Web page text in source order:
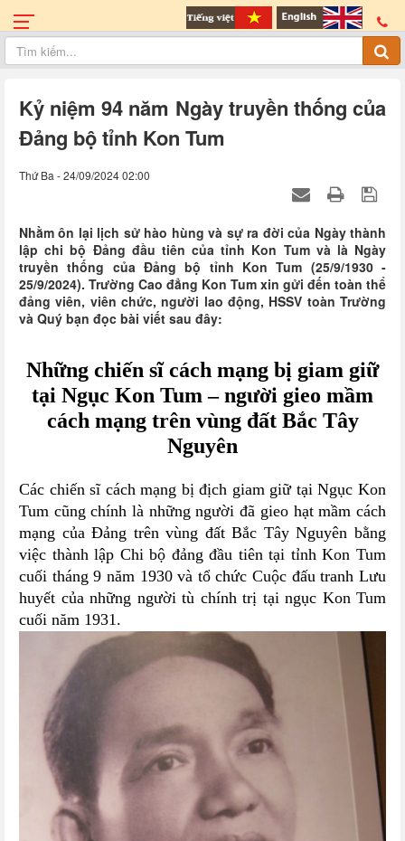
Kỷ niệm 94 năm Ngày truyền thống của
Đảng bộ tỉnh Kon Tum
Thứ Ba - 24/09/2024 02:00
Nhằm ôn lại lịch sử hào hùng và sự ra đời của Ngày thành
lập chi bộ Đảng đầu tiên của tỉnh Kon Tum và là Ngày
truyền thống của Đảng bộ tỉnh Kon Tum (25/9/1930 -
25/9/2024). Trường Cao đẳng Kon Tum xin gửi đến toàn thể
đảng viên, viên chức, người lao động, HSSV toàn Trường
và Quý bạn đọc bài viết sau đây:
Những chiến sĩ cách mạng bị giam giữ
tại Ngục Kon Tum – người gieo mầm
cách mạng trên vùng đất Bắc Tây
Nguyên
Các chiến sĩ cách mạng bị địch giam giữ tại Ngục Kon
Tum cũng chính là những người đã gieo hạt mầm cách
mạng của Đảng trên vùng đất Bắc Tây Nguyên bằng
việc thành lập Chi bộ đảng đầu tiên tại tỉnh Kon Tum
cuối tháng 9 năm 1930 và tổ chức Cuộc đấu tranh Lưu
huyết của những người tù chính trị tại ngục Kon Tum
cuối năm 1931.